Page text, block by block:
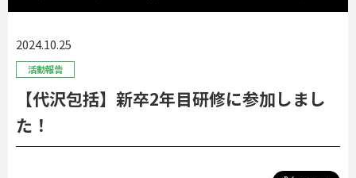
2024.10.25
活動報告
【代沢包括】新卒2年目研修に参加しまし
た！